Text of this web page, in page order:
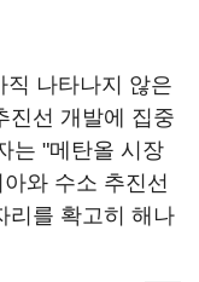
직 나타나지 않은
진선 개발에 집중
는 "메탄올 시장
와 수소 추진선
리를 확고히 해나